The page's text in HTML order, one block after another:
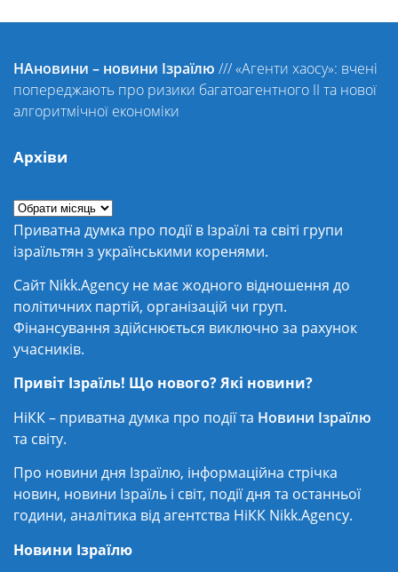
НАновини – новини Ізраїлю ///«Агенти хаосу»: вчені
попереджають про ризики багатоагентного ІІ та нової
алгоритмічної економіки
Архіви
Приватна думка про події в Ізраїлі та світі групи
ізраїльтян з українськими коренями.
Сайт Nikk.Agency не має жодного відношення до
політичних партій, організацій чи груп.
Фінансування здійснюється виключно за рахунок
учасників.
Привіт Ізраїль! Що нового? Які новини?
НіКК – приватна думка про події та Новини Ізраїлю
та світу.
Про новини дня Ізраїлю, інформаційна стрічка
новин, новини Ізраїль і світ, події дня та останньої
години, аналітика від агентства НіКК Nikk.Agency.
Новини Ізраїлю